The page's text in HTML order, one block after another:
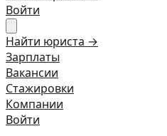
Войти
Найти юриста →
Зарплаты
Вакансии
Стажировки
Компании
Войти